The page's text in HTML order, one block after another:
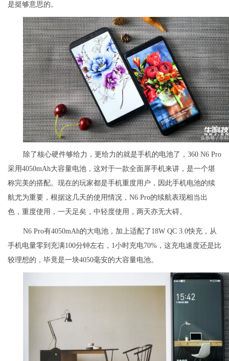
是挺够意思的。
除了核心硬件够给力，更给力的就是手机的电池了，360 N6 Pro
采用4050mAh大容量电池，这对于一款全面屏手机来讲，是一个堪
称完美的搭配。现在的玩家都是手机重度用户，因此手机电池的续
航尤为重要，根据这几天的使用情况，N6 Pro的续航表现相当出
色，重度使用，一天足矣，中轻度使用，两天亦无大碍。
N6 Pro有4050mAh的大电池，加上适配了18W QC 3.0快充，从
手机电量零到充满100分钟左右，1小时充电70%，这充电速度还是比
较理想的，毕竟是一块4050毫安的大容量电池。